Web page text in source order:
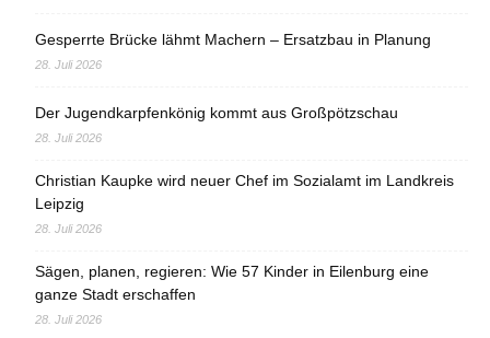
Gesperrte Brücke lähmt Machern – Ersatzbau in Planung
28. Juli 2026
Der Jugendkarpfenkönig kommt aus Großpötzschau
28. Juli 2026
Christian Kaupke wird neuer Chef im Sozialamt im Landkreis
Leipzig
28. Juli 2026
Sägen, planen, regieren: Wie 57 Kinder in Eilenburg eine
ganze Stadt erschaffen
28. Juli 2026